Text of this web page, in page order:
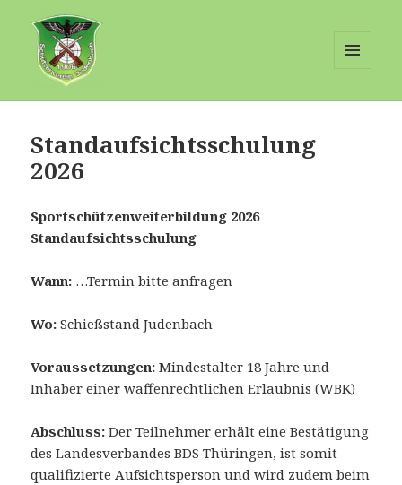
WIDGETS
Standaufsichtsschulung
2026
Sportschützenweiterbildung 2026
Standaufsichtsschulung
Wann: …Termin bitte anfragen
Wo: Schießstand Judenbach
Voraussetzungen: Mindestalter 18 Jahre und
Inhaber einer waffenrechtlichen Erlaubnis (WBK)
Abschluss: Der Teilnehmer erhält eine Bestätigung
des Landesverbandes BDS Thüringen, ist somit
qualifizierte Aufsichtsperson und wird zudem beim